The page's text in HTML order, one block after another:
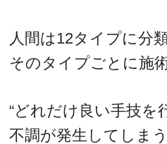
人間は12タイプに分
そのタイプごとに施
“どれだけ良い手技を
不調が発生してしま